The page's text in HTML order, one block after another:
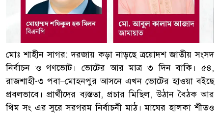
মোঃ শাহীন সাগর: দরজায় কড়া নাড়ছে ত্রয়োদশ জাতীয় সংসদ
নির্বাচন ও গণভোট। ভোটের আর মাত্র ৩ দিন বাকি। ৫৪,
রাজশাহী-৩ পবা–মোহনপুর আসনে এখন ভোটের হাওয়া বইছে
প্রবলভাবে। প্রার্থীদের ব্যস্ততা, প্রচার মিছিল, উঠান বৈঠক আর
থিম সং এর সুরে সরগরম নির্বাচনী মাঠ। মাঘের হালকা শীতও